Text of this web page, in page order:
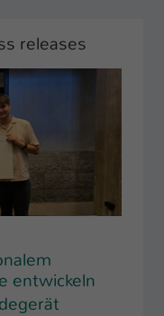
releases
entwickeln